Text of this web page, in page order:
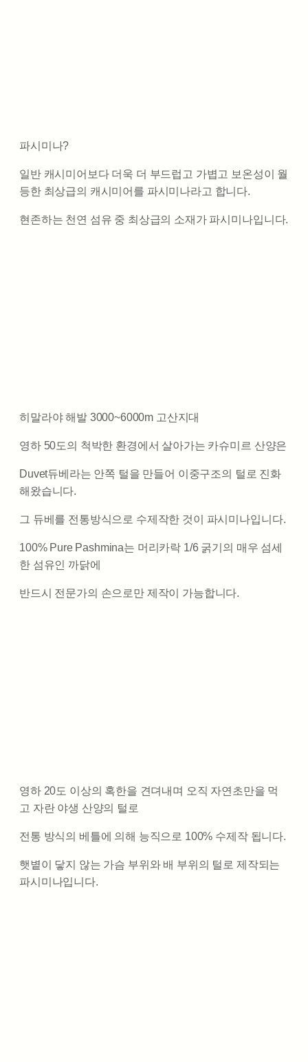
파시미나?
일반 캐시미어보다 더욱 더 부드럽고 가볍고 보온성이 월
등한 최상급의 캐시미어를 파시미나라고 합니다.
현존하는 천연 섬유 중 최상급의 소재가 파시미나입니다.
히말라야 해발 3000~6000m 고산지대
영하 50도의 척박한 환경에서 살아가는 카슈미르 산양은
Duvet듀베라는 안쪽 털을 만들어 이중구조의 털로 진화
해왔습니다.
그 듀베를 전통방식으로 수제작한 것이 파시미나입니다.
100% Pure Pashmina는 머리카락 1/6 굵기의 매우 섬세
한 섬유인 까닭에
반드시 전문가의 손으로만 제작이 가능합니다.
영하 20도 이상의 혹한을 견뎌내며 오직 자연초만을 먹
고 자란 야생 산양의 털로
전통 방식의 베틀에 의해 능직으로 100% 수제작 됩니다.
햇볕이 닿지 않는 가슴 부위와 배 부위의 털로 제작되는
파시미나입니다.